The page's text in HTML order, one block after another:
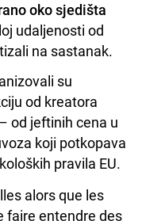
oko sjedišta
udaljenosti od
na sastanak.
su
od kreatora
od jeftinih cena u
koji potkopava
pravila EU.
alors que les
faire entendre des